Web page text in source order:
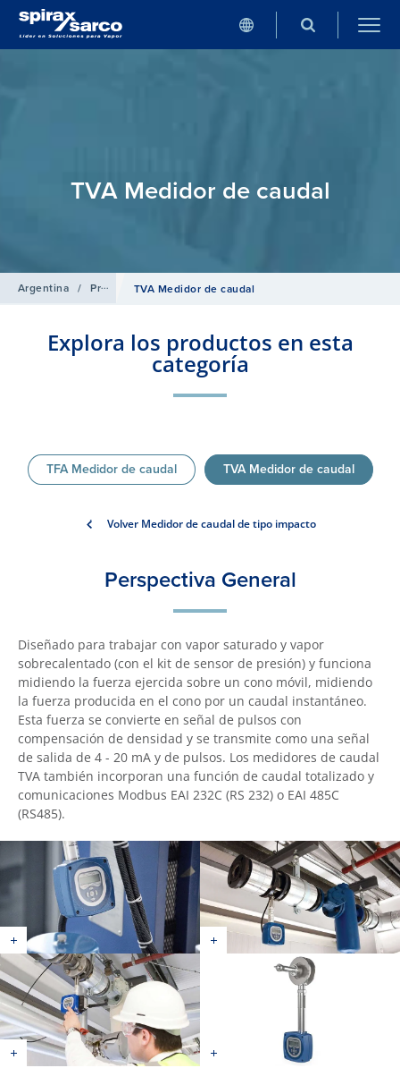
TVA Medidor de caudal
Argentina / Productos / Medición de Caudal
TVA Medidor de caudal
Explora los productos en esta
categoría
TFA Medidor de caudal TVA Medidor de caudal
Volver Medidor de caudal de tipo impacto
Perspectiva General
Diseñado para trabajar con vapor saturado y vapor
sobrecalentado (con el kit de sensor de presión) y funciona
midiendo la fuerza ejercida sobre un cono móvil, midiendo
la fuerza producida en el cono por un caudal instantáneo.
Esta fuerza se convierte en señal de pulsos con
compensación de densidad y se transmite como una señal
de salida de 4 - 20 mA y de pulsos. Los medidores de caudal
TVA también incorporan una función de caudal totalizado y
comunicaciones Modbus EAI 232C (RS 232) o EAI 485C
(RS485).